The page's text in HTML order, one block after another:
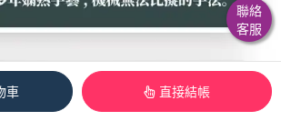
車 直接結帳
聯絡
客服